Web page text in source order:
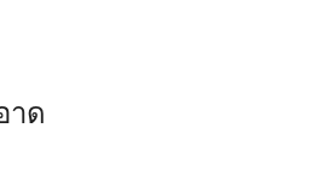
าด